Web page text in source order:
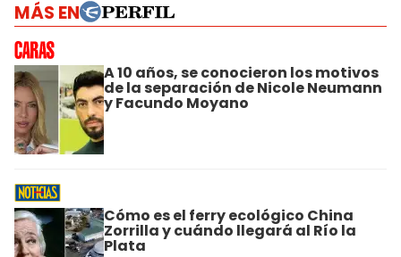
MÁS EN
A 10 años, se conocieron los motivos
de la separación de Nicole Neumann
y Facundo Moyano
Cómo es el ferry ecológico China
Zorrilla y cuándo llegará al Río la
Plata